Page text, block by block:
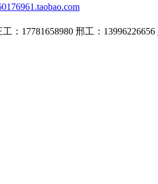
：17781658980 邢工：13996226656